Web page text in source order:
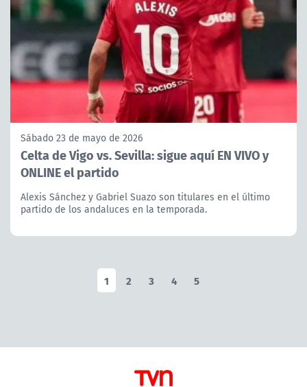
Sábado 23 de mayo de 2026
Celta de Vigo vs. Sevilla: sigue aquí EN VIVO y
ONLINE el partido
Alexis Sánchez y Gabriel Suazo son titulares en el último
partido de los andaluces en la temporada.
1 2 3 4 5